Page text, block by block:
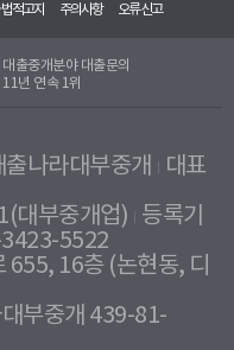
적고지 주의사항 오류신고
대출중개분야 대출문의
11년 연속 1위
나라대부중개
대표
대부중개업) 등록기
3423-5522
655, 16층 (논현동, 디
부중개 439-81-